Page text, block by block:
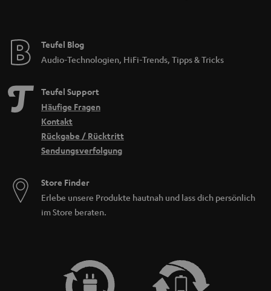
Teufel Blog
Audio-Technologien, HiFi-Trends, Tipps & Tricks
Teufel Support
Häufige Fragen
Kontakt
Rückgabe / Rücktritt
Sendungsverfolgung
Store Finder
Erlebe unsere Produkte hautnah und lass dich persönlich
im Store beraten.